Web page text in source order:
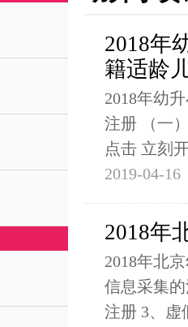
2018年
籍适龄
2018年幼
注册 （一
点击 立刻
2019-04-16
2018年
2018年北
信息采集
注册 3、虚